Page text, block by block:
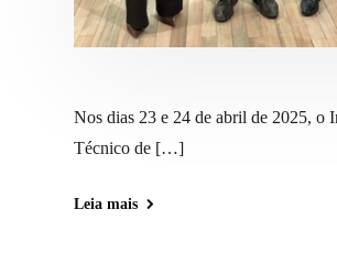
Nos dias 23 e 24 de abril de 2025,
Técnico de […]
Leia mais